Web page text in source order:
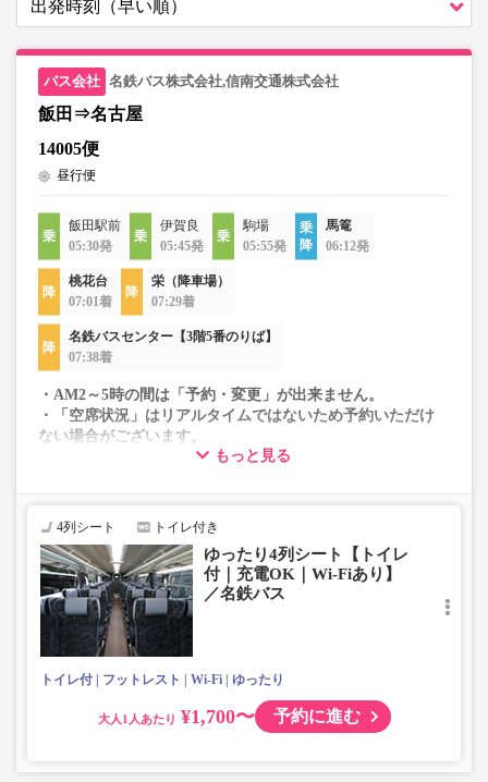
名鉄バス株式会社,信南交通株式会社
飯田⇒名古屋
14005便
昼行便
飯田駅前
05:30発
伊賀良
05:45発
駒場
05:55発
馬篭
06:12発
桃花台
07:01着
栄（降車場）
07:29着
名鉄バスセンター【3階5番のりば】
07:38着
・AM2～5時の間は「予約・変更」が出来ません。
・「空席状況」はリアルタイムではないため予約いただけ
ない場合がございます。
・車両は予告なく変更となる場合がございます。これに伴
で、あらかじめご了承ください。
もっと見る
4列シート トイレ付き
ゆったり4列シート【トイレ
付｜充電OK｜Wi-Fiあり】
／名鉄バス
トイレ付 フットレスト Wi-Fi ゆったり
大人 ¥1,700〜 予約に進む